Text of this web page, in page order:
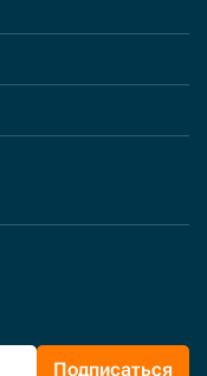
Подписаться